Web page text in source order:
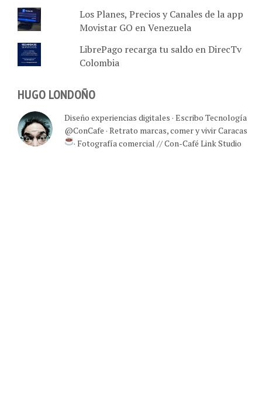
Los Planes, Precios y Canales de la app
Movistar GO en Venezuela
LibrePago recarga tu saldo en DirecTv
Colombia
HUGO LONDOÑO
Diseño experiencias digitales · Escribo Tecnología
@ConCafe · Retrato marcas, comer y vivir Caracas
· Fotografía comercial // Con-Café Link Studio